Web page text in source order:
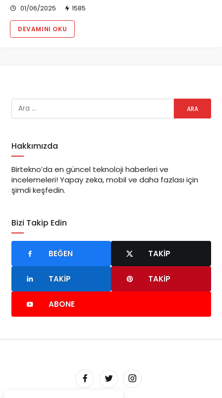
01/06/2025 1585
DEVAMINI OKU
Hakkımızda
Birtekno’da en güncel teknoloji haberleri ve
incelemeleri! Yapay zeka, mobil ve daha fazlası için
şimdi keşfedin.
Bizi Takip Edin
BEĞEN TAKIP
TAKIP TAKIP
ABONE